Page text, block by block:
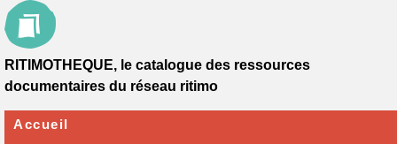
RITIMOTHEQUE, le catalogue des ressources
documentaires du réseau ritimo
Accueil